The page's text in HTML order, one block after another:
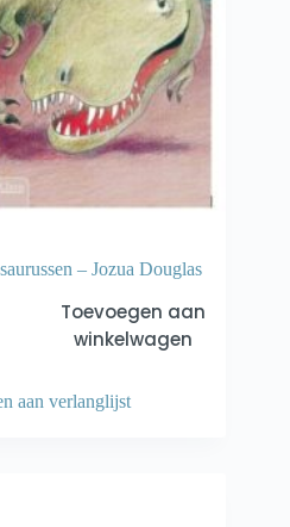
– Jozua Douglas
Toevoegen aan
winkelwagen
aan verlanglijst